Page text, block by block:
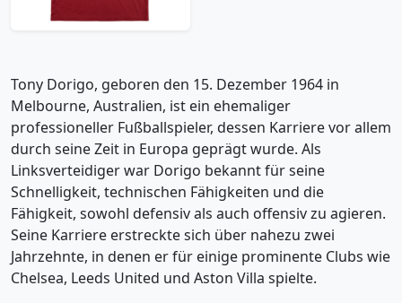
Tony Dorigo, geboren den 15. Dezember 1964 in
Melbourne, Australien, ist ein ehemaliger
professioneller Fußballspieler, dessen Karriere vor allem
durch seine Zeit in Europa geprägt wurde. Als
Linksverteidiger war Dorigo bekannt für seine
Schnelligkeit, technischen Fähigkeiten und die
Fähigkeit, sowohl defensiv als auch offensiv zu agieren.
Seine Karriere erstreckte sich über nahezu zwei
Jahrzehnte, in denen er für einige prominente Clubs wie
Chelsea, Leeds United und Aston Villa spielte.